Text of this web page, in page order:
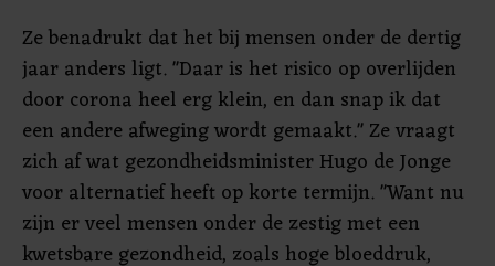
Ze benadrukt dat het bij mensen onder de dertig
jaar anders ligt. "Daar is het risico op overlijden
door corona heel erg klein, en dan snap ik dat
een andere afweging wordt gemaakt." Ze vraagt
zich af wat gezondheidsminister Hugo de Jonge
voor alternatief heeft op korte termijn. "Want nu
zijn er veel mensen onder de zestig met een
kwetsbare gezondheid, zoals hoge bloeddruk,